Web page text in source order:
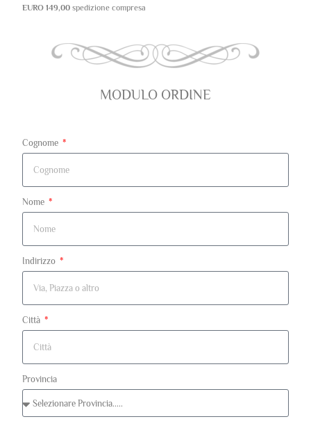
EURO 149,00 spedizione compresa
MODULO ORDINE
Cognome
Nome
Indirizzo
Città
Provincia